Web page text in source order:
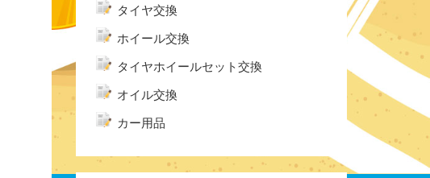
タイヤ交換
ホイール交換
タイヤホイールセット交換
オイル交換
カー用品